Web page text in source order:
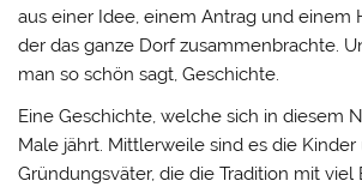
aus einer Idee, einem Antrag und einem
der das ganze Dorf zusammenbrachte.
man so schön sagt, Geschichte.
Eine Geschichte, welche sich in diesem
Male jährt. Mittlerweile sind es die
Gründungsväter, die die Tradition mit